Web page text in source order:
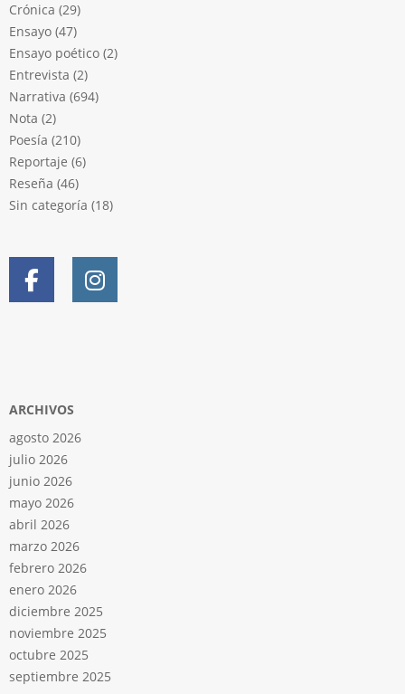
Crónica (29)
Ensayo (47)
Ensayo poético (2)
Entrevista (2)
Narrativa (694)
Nota (2)
Poesía (210)
Reportaje (6)
Reseña (46)
Sin categoría (18)
ARCHIVOS
agosto 2026
julio 2026
junio 2026
mayo 2026
abril 2026
marzo 2026
febrero 2026
enero 2026
diciembre 2025
noviembre 2025
octubre 2025
septiembre 2025